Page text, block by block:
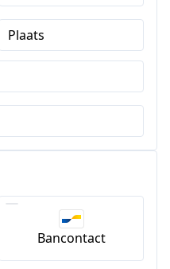
Plaats
Bancontact